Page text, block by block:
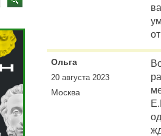
Ольга
20 августа 2023
Москва